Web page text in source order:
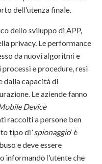
dell’utenza finale.
dello sviluppo di APP,
privacy. Le performance
da nuovi algoritmi e
e procedure, resi
dalla capacità di
Le aziende fanno
Device
raccolti a persone ben
tipo di ‘spionaggio’ è
e deve essere
informando l’utente che